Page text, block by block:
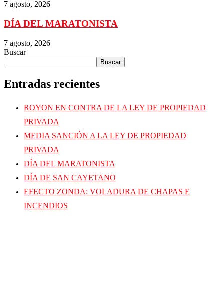
7 agosto, 2026
DÍA DEL MARATONISTA
7 agosto, 2026
Buscar
Buscar
Entradas recientes
ROYON EN CONTRA DE LA LEY DE PROPIEDAD
PRIVADA
MEDIA SANCIÓN A LA LEY DE PROPIEDAD
PRIVADA
DÍA DEL MARATONISTA
DÍA DE SAN CAYETANO
EFECTO ZONDA: VOLADURA DE CHAPAS E
INCENDIOS